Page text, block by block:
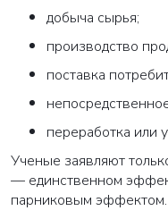
добыча сырья;
производство
поставка
переработка или
Ученые заявляют
— единственном
парниковым эффектом.